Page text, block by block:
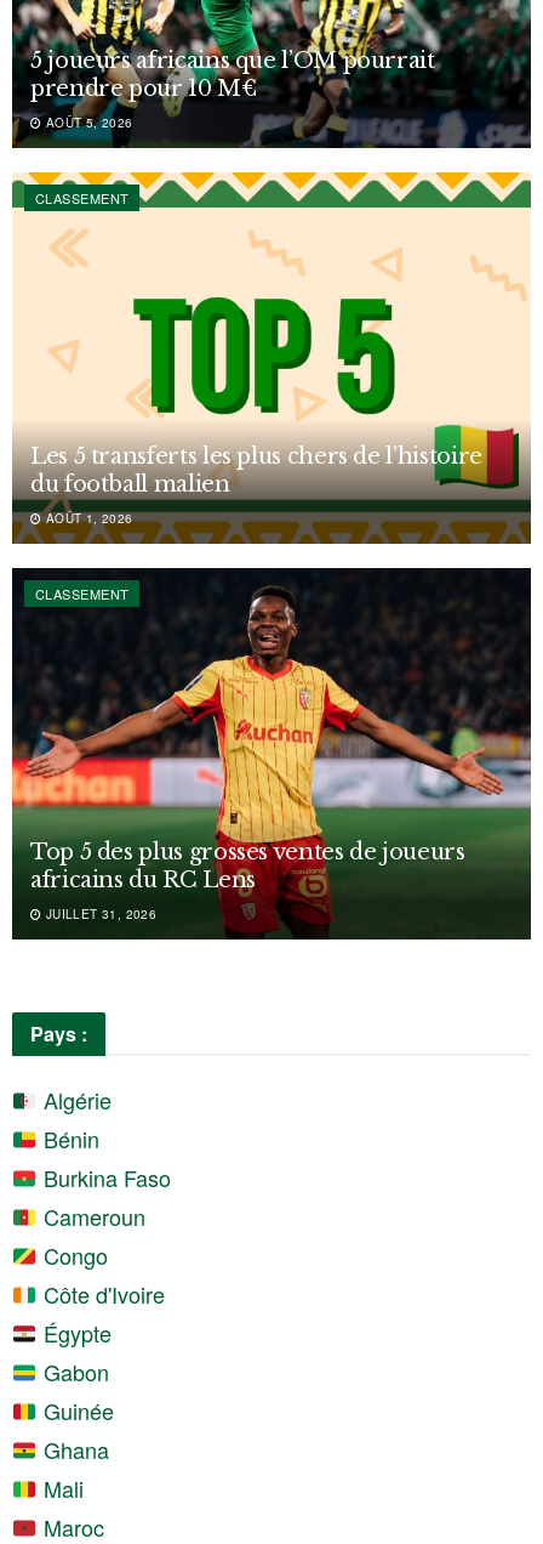
5 joueurs africains que l’OM pourrait
prendre pour 10 M€
AOÛT 5, 2026
CLASSEMENT
Les 5 transferts les plus chers de l’histoire
du football malien
AOÛT 1, 2026
CLASSEMENT
Top 5 des plus grosses ventes de joueurs
africains du RC Lens
JUILLET 31, 2026
Pays :
Algérie
Bénin
Burkina Faso
Cameroun
Congo
Côte d'Ivoire
Égypte
Gabon
Guinée
Ghana
Mali
Maroc